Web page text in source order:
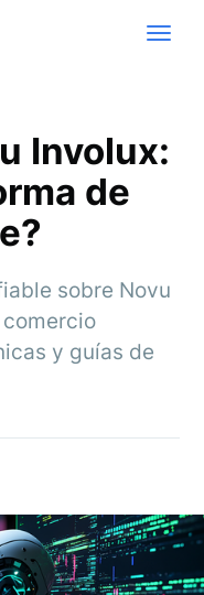
Involux:
de
sobre Novu
y guías de